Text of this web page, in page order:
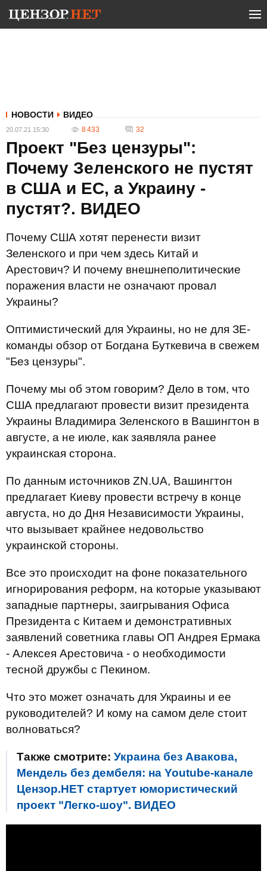
НОВОСТИ ВИДЕО
20.07.21 15:30 8 433 32
Проект "Без цензуры":
Почему Зеленского не пустят
в США и ЕС, а Украину -
пустят?. ВИДЕО
Почему США хотят перенести визит
Зеленского и при чем здесь Китай и
Арестович? И почему внешнеполитические
поражения власти не означают провал
Украины?
Оптимистический для Украины, но не для ЗЕ-
команды обзор от Богдана Буткевича в свежем
"Без цензуры".
Почему мы об этом говорим? Дело в том, что
США предлагают провести визит президента
Украины Владимира Зеленского в Вашингтон в
августе, а не июле, как заявляла ранее
украинская сторона.
По данным источников ZN.UA, Вашингтон
предлагает Киеву провести встречу в конце
августа, но до Дня Независимости Украины,
что вызывает крайнее недовольство
украинской стороны.
Все это происходит на фоне показательного
игнорирования реформ, на которые указывают
западные партнеры, заигрывания Офиса
Президента с Китаем и демонстративных
заявлений советника главы ОП Андрея Ермака
- Алексея Арестовича - о необходимости
тесной дружбы с Пекином.
Что это может означать для Украины и ее
руководителей? И кому на самом деле стоит
волноваться?
Также смотрите: Украина без Авакова,
Мендель без дембеля: на Youtube-канале
Цензор.НЕТ стартует юмористический
проект "Легко-шоу". ВИДЕО